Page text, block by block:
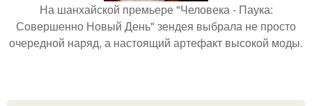
На шанхайской премьере "Человека - Паука:
Совершенно Новый День" зендея выбрала не просто
очередной наряд, а настоящий артефакт высокой моды.